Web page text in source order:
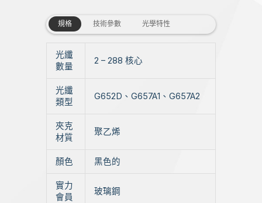
規格 技術參數 光學特性
光纖
數量
2 – 288 核心
光纖
類型
G652D、G657A1、G657A2
夾克
材質
聚乙烯
顏色 黑色的
實力
會員
玻璃鋼